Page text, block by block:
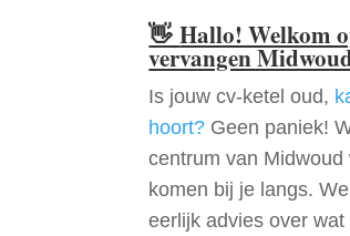
👋Hallo! Welkom
vervangen
Is jouw cv-ketel oud,
hoort? Geen paniek!
centrum van
komen bij je langs.
eerlijk advies over